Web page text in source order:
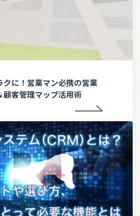
クに！営業マン必携の営業
顧客管理マップ活用術